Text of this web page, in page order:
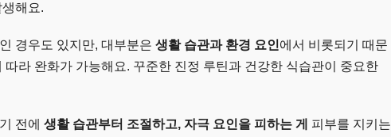
해요.
경우도 있지만, 대부분은 생활 습관과 환경 요인에서 비롯되기 때문
따라 완화가 가능해요. 꾸준한 진정 루틴과 건강한 식습관이 중요한
전에 생활 습관부터 조절하고, 자극 요인을 피하는 게
피부를 지키는